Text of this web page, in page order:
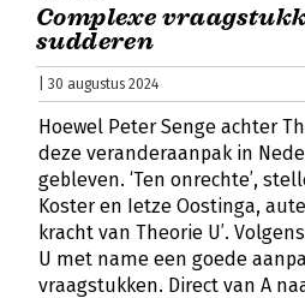
Complexe
sudderen
| 30 augustus 2024
Hoewel Peter Senge achter
deze veranderaanpak in
gebleven. ‘Ten onrechte’,
Koster en Ietze Oostinga,
kracht van Theorie U’.
U met name een goede
vraagstukken. Direct van A